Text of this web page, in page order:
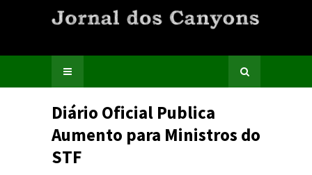
Diário Oficial Publica
Aumento para Ministros do
STF